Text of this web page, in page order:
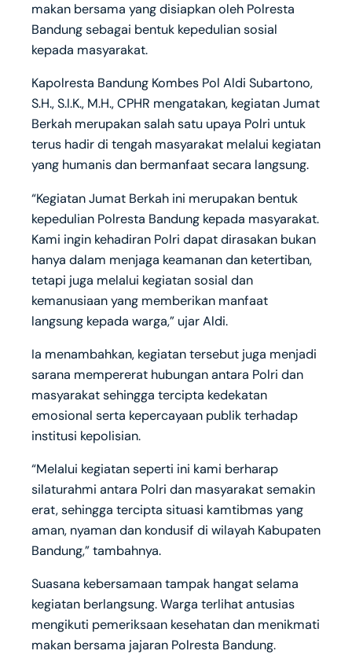
makan bersama yang disiapkan oleh Polresta
Bandung sebagai bentuk kepedulian sosial
kepada masyarakat.
Kapolresta Bandung Kombes Pol Aldi Subartono,
S.H., S.I.K., M.H., CPHR mengatakan, kegiatan Jumat
Berkah merupakan salah satu upaya Polri untuk
terus hadir di tengah masyarakat melalui kegiatan
yang humanis dan bermanfaat secara langsung.
“Kegiatan Jumat Berkah ini merupakan bentuk
kepedulian Polresta Bandung kepada masyarakat.
Kami ingin kehadiran Polri dapat dirasakan bukan
hanya dalam menjaga keamanan dan ketertiban,
tetapi juga melalui kegiatan sosial dan
kemanusiaan yang memberikan manfaat
langsung kepada warga,” ujar Aldi.
Ia menambahkan, kegiatan tersebut juga menjadi
sarana mempererat hubungan antara Polri dan
masyarakat sehingga tercipta kedekatan
emosional serta kepercayaan publik terhadap
institusi kepolisian.
“Melalui kegiatan seperti ini kami berharap
silaturahmi antara Polri dan masyarakat semakin
erat, sehingga tercipta situasi kamtibmas yang
aman, nyaman dan kondusif di wilayah Kabupaten
Bandung,” tambahnya.
Suasana kebersamaan tampak hangat selama
kegiatan berlangsung. Warga terlihat antusias
mengikuti pemeriksaan kesehatan dan menikmati
makan bersama jajaran Polresta Bandung.